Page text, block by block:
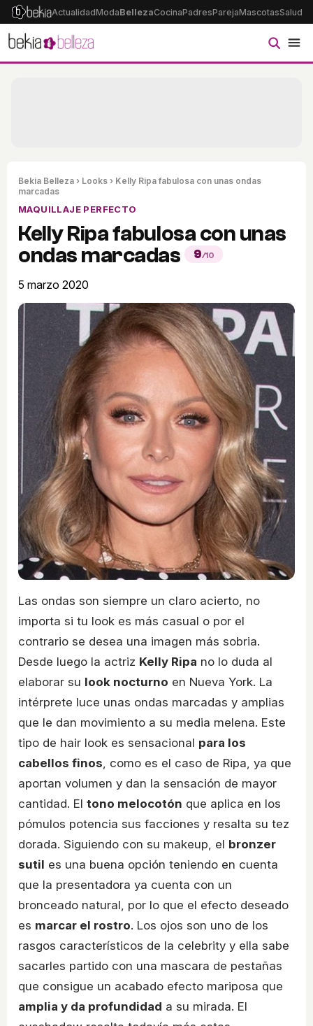
ActualidadModaBellezaCocinaPadresParejaMascotasSalud
Bekia Belleza › Looks › Kelly Ripa fabulosa con unas ondas
marcadas
MAQUILLAJE PERFECTO
Kelly Ripa fabulosa con unas
ondas marcadas
9/10
5 marzo 2020
Las ondas son siempre un claro acierto, no
importa si tu look es más casual o por el
contrario se desea una imagen más sobria.
Desde luego la actriz Kelly Ripa no lo duda al
elaborar su look nocturno en Nueva York. La
intérprete luce unas ondas marcadas y amplias
que le dan movimiento a su media melena. Este
tipo de hair look es sensacional para los
cabellos finos, como es el caso de Ripa, ya que
aportan volumen y dan la sensación de mayor
cantidad. El tono melocotón que aplica en los
pómulos potencia sus facciones y resalta su tez
dorada. Siguiendo con su makeup, el bronzer
sutil es una buena opción teniendo en cuenta
que la presentadora ya cuenta con un
bronceado natural, por lo que el efecto deseado
es marcar el rostro. Los ojos son uno de los
rasgos característicos de la celebrity y ella sabe
sacarles partido con una mascara de pestañas
que consigue un acabado efecto mariposa que
amplia y da profundidad a su mirada. El